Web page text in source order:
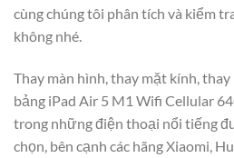
cùng chúng tôi phân tích và kiểm
không nhé.
Thay màn hình, thay mặt kính,
bảng iPad Air 5 M1 Wifi Cellular
trong những điện thoại nổi tiếng
chọn, bên cạnh các hãng Xiaomi,